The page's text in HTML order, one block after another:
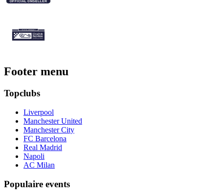
Footer menu
Topclubs
Liverpool
Manchester United
Manchester City
FC Barcelona
Real Madrid
Napoli
AC Milan
Populaire events